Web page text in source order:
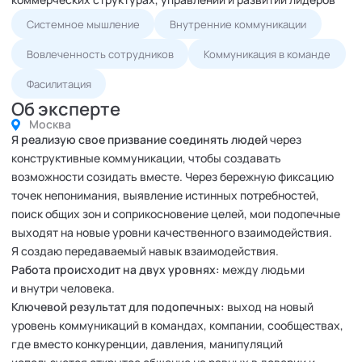
Системное мышление Внутренние коммуникации
Вовлеченность сотрудников Коммуникация в команде
Фасилитация
Об эксперте
Москва
Я реализую свое призвание соединять людейчерез
конструктивные коммуникации, чтобы создавать
возможности созидать вместе. Через бережную фиксацию
точек непонимания, выявление истинных потребностей,
поиск общих зон и соприкосновение целей, мои подопечные
выходят на новые уровни качественного взаимодействия.
Я создаю передаваемый навык взаимодействия.
Работа происходит на двух уровнях: между людьми
и внутри человека.
Ключевой результат для подопечных: выход на новый
уровень коммуникаций в командах, компании, сообществах,
где вместо конкуренции, давления, манипуляций